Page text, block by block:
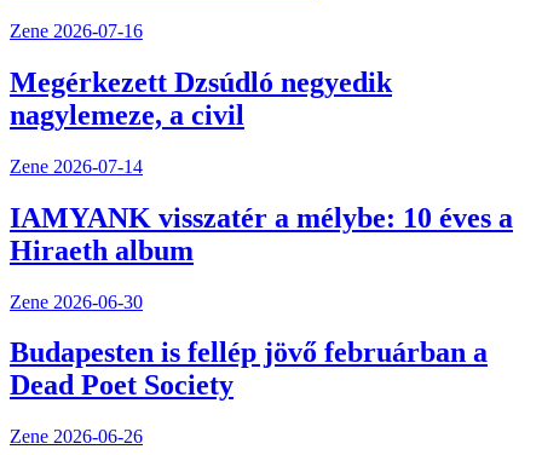
Zene 2026-07-16
Megérkezett Dzsúdló negyedik
nagylemeze, a civil
Zene 2026-07-14
IAMYANK visszatér a mélybe: 10 éves a
Hiraeth album
Zene 2026-06-30
Budapesten is fellép jövő februárban a
Dead Poet Society
Zene 2026-06-26